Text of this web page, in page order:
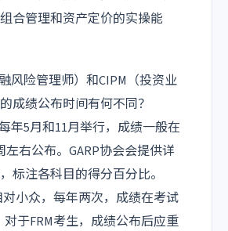
合管理和资产定价的实操能
风险管理师）和CIPM（投资业
成绩公布时间有何不同？
年5月和11月举行，成绩一般在
左右公布。GARP协会会提供详
标注各科目的得分百分比。
对小众，每年两次，成绩在考试
于FRM考生，成绩公布后应重